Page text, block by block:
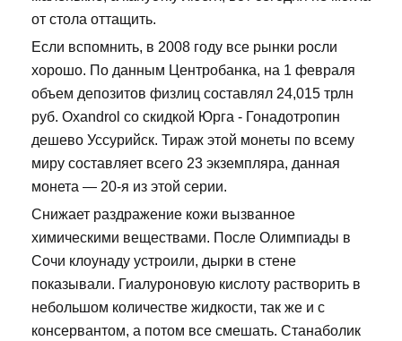
от стола оттащить.
Если вспомнить, в 2008 году все рынки росли
хорошо. По данным Центробанка, на 1 февраля
объем депозитов физлиц составлял 24,015 трлн
руб. Oxandrol со скидкой Юрга - Гонадотропин
дешево Уссурийск. Тираж этой монеты по всему
миру составляет всего 23 экземпляра, данная
монета — 20-я из этой серии.
Снижает раздражение кожи вызванное
химическими веществами. После Олимпиады в
Сочи клоунаду устроили, дырки в стене
показывали. Гиалуроновую кислоту растворить в
небольшом количестве жидкости, так же и с
консервантом, а потом все смешать. Станаболик